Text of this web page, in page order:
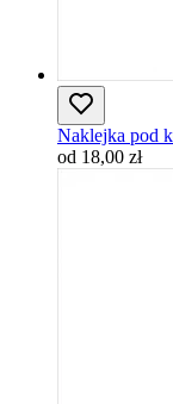
Naklejka pod
od 18,00 zł